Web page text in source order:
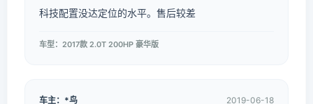
科技配置没达定位的水平。售后较差
车型：2017款 2.0T 200HP 豪华版
车主：*鸟 2019-06-18